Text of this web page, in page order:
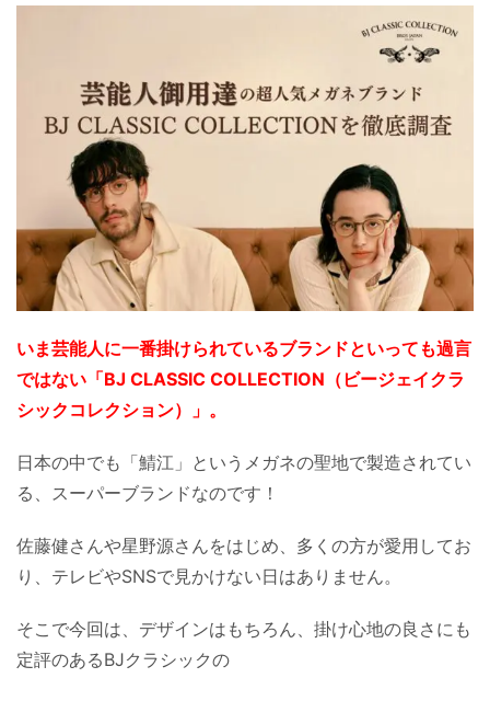
いま芸能人に一番掛けられているブランドといっても過言
ではない「BJ CLASSIC COLLECTION（ビージェイクラ
シックコレクション）」。
日本の中でも「鯖江」というメガネの聖地で製造されてい
る、スーパーブランドなのです！
佐藤健さんや星野源さんをはじめ、多くの方が愛用してお
り、テレビやSNSで見かけない日はありません。
そこで今回は、デザインはもちろん、掛け心地の良さにも
定評のあるBJクラシックの